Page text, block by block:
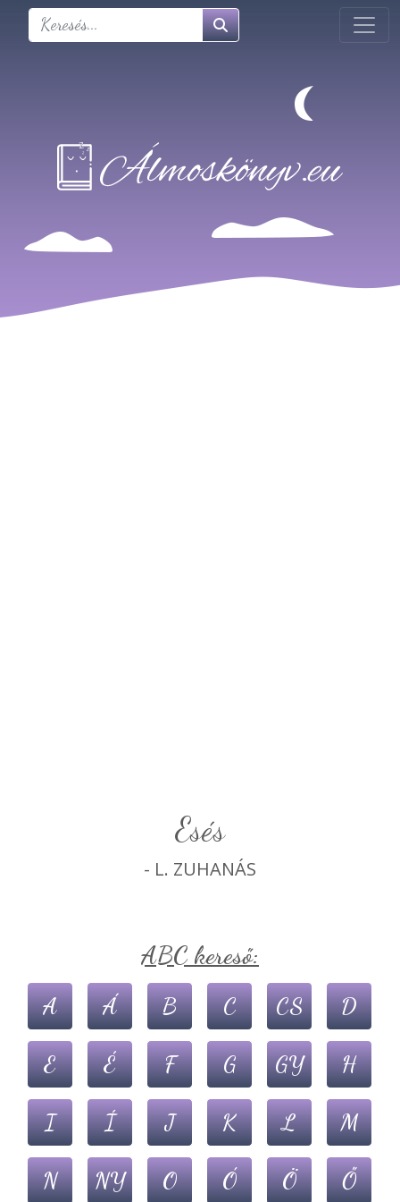
esés
- L. ZUHANÁS
ABC kereső:
A Á B C CS D
E É F G GY H
I Í J K L M
N NY O Ó Ö Ő